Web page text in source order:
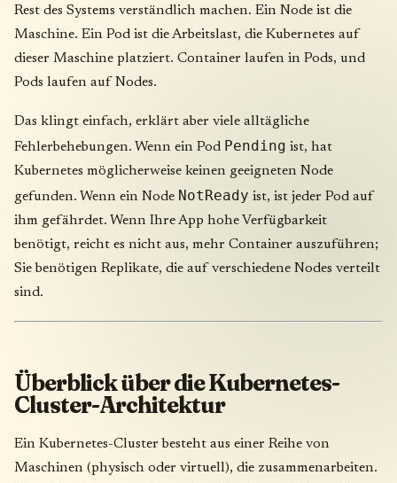
Rest des Systems verständlich machen. Ein Node ist die
Maschine. Ein Pod ist die Arbeitslast, die Kubernetes auf
dieser Maschine platziert. Container laufen in Pods, und
Pods laufen auf Nodes.
Das klingt einfach, erklärt aber viele alltägliche
Fehlerbehebungen. Wenn ein Pod Pending ist, hat
Kubernetes möglicherweise keinen geeigneten Node
gefunden. Wenn ein Node NotReady ist, ist jeder Pod auf
ihm gefährdet. Wenn Ihre App hohe Verfügbarkeit
benötigt, reicht es nicht aus, mehr Container auszuführen;
Sie benötigen Replikate, die auf verschiedene Nodes verteilt
sind.
Überblick über die Kubernetes-
Cluster-Architektur
Ein Kubernetes-Cluster besteht aus einer Reihe von
Maschinen (physisch oder virtuell), die zusammenarbeiten.